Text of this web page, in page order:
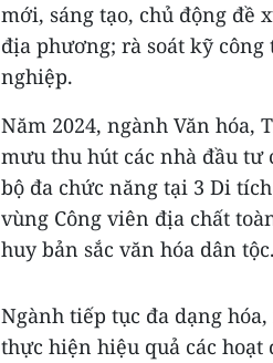
mới, sáng tạo, chủ động đề
địa phương; rà soát kỹ công
nghiệp.
Năm 2024, ngành Văn hóa,
mưu thu hút các nhà đầu
bộ đa chức năng tại 3 Di
vùng Công viên địa chất
huy bản sắc văn hóa dân tộc.
Ngành tiếp tục đa dạng
thực hiện hiệu quả các